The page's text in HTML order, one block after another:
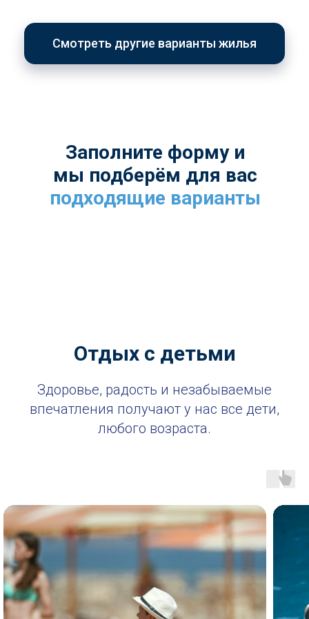
Смотреть другие варианты жилья
Заполните форму и
мы подберём для вас
подходящие варианты
Отдых с детьми
Здоровье, радость и незабываемые
впечатления получают у нас все дети,
любого возраста.